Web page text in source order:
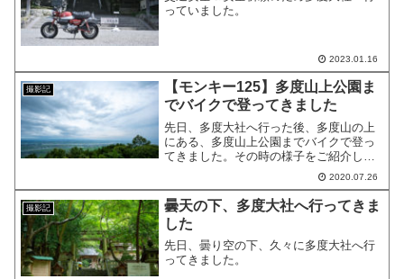
っていました。
2023.01.16
撮影記
【モンキー125】多度山上公園ま
でバイクで登ってきました
先日、多度大社へ行った後、多度山の上
にある、多度山上公園までバイクで登っ
てきました。その時の様子をご紹介した
2020.07.26
撮影記
曇天の下、多度大社へ行ってきま
した
先日、曇り空の下、久々に多度大社へ行
ってきました。